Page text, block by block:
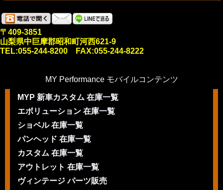
〒409-3851
山梨県中巨摩郡昭和町河西621-9
TEL:055-244-8200 FAX:055-244-8222
MY Performance モバイルコンテンツ
MYP 新車カスタム 在庫一覧
エボリューション 在庫一覧
ショベル 在庫一覧
パンヘッド 在庫一覧
カスタム 在庫一覧
アウトレット 在庫一覧
ヴィンテージ パーツ販売